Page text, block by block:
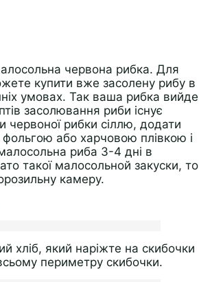
червона рибка. Для
купити вже засолену рибу в
умовах. Так ваша рибка вийде
засолювання риби існує
червоної рибки сіллю, додати
фольгою або харчовою плівкою і
риба 3-4 дні в
такої малосольной закуски, то
камеру.
хліб, який наріжте на скибочки
периметру скибочки.